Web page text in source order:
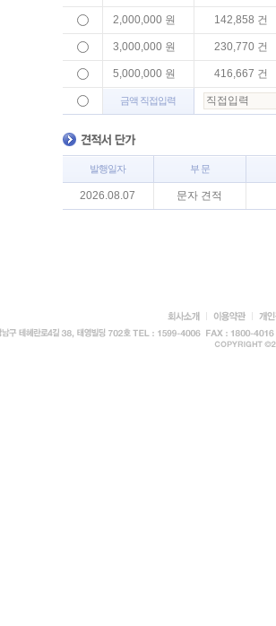
2,000,000 원 142,858 건
3,000,000 원 230,770 건
5,000,000 원 416,667 건
금액 직접입력
발행일자 부 문
2026.08.07 문자 견적